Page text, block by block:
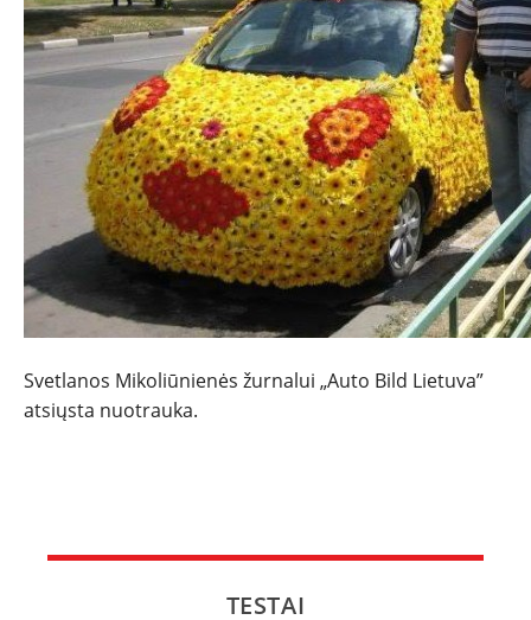
TESTAI
NAUJI
NAUDOTI
REPORTAŽAI
SPORTAS
ĮVAIRENYBĖS
Svetlanos Mikoliūnienės žurnalui „Auto Bild Lietuva”
atsiųsta nuotrauka.
TESTAI